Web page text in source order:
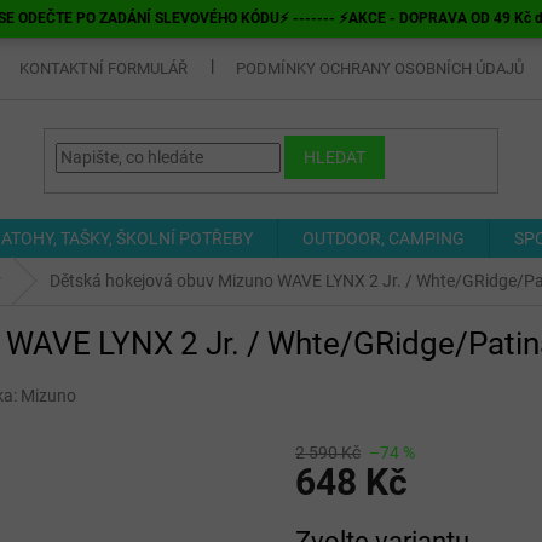
ODEČTE PO ZADÁNÍ SLEVOVÉHO KÓDU⚡ ------- ⚡AKCE - DOPRAVA OD 49
KONTAKTNÍ FORMULÁŘ PODMÍNKY OCHRANY OSOBNÍCH ÚDAJŮ
HLEDAT
TAŠKY, ŠKOLNÍ POTŘEBY OUTDOOR, CAMPING
Dětská hokejová obuv Mizuno WAVE LYNX 2 Jr. / Whte/GRidge/
LYNX 2 Jr. / Whte/GRidge/
Mizuno
2 590 Kč –74 %
648 Kč